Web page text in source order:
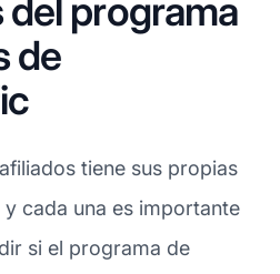
programa
de
tiene sus propias
cada una es importante
si el programa de